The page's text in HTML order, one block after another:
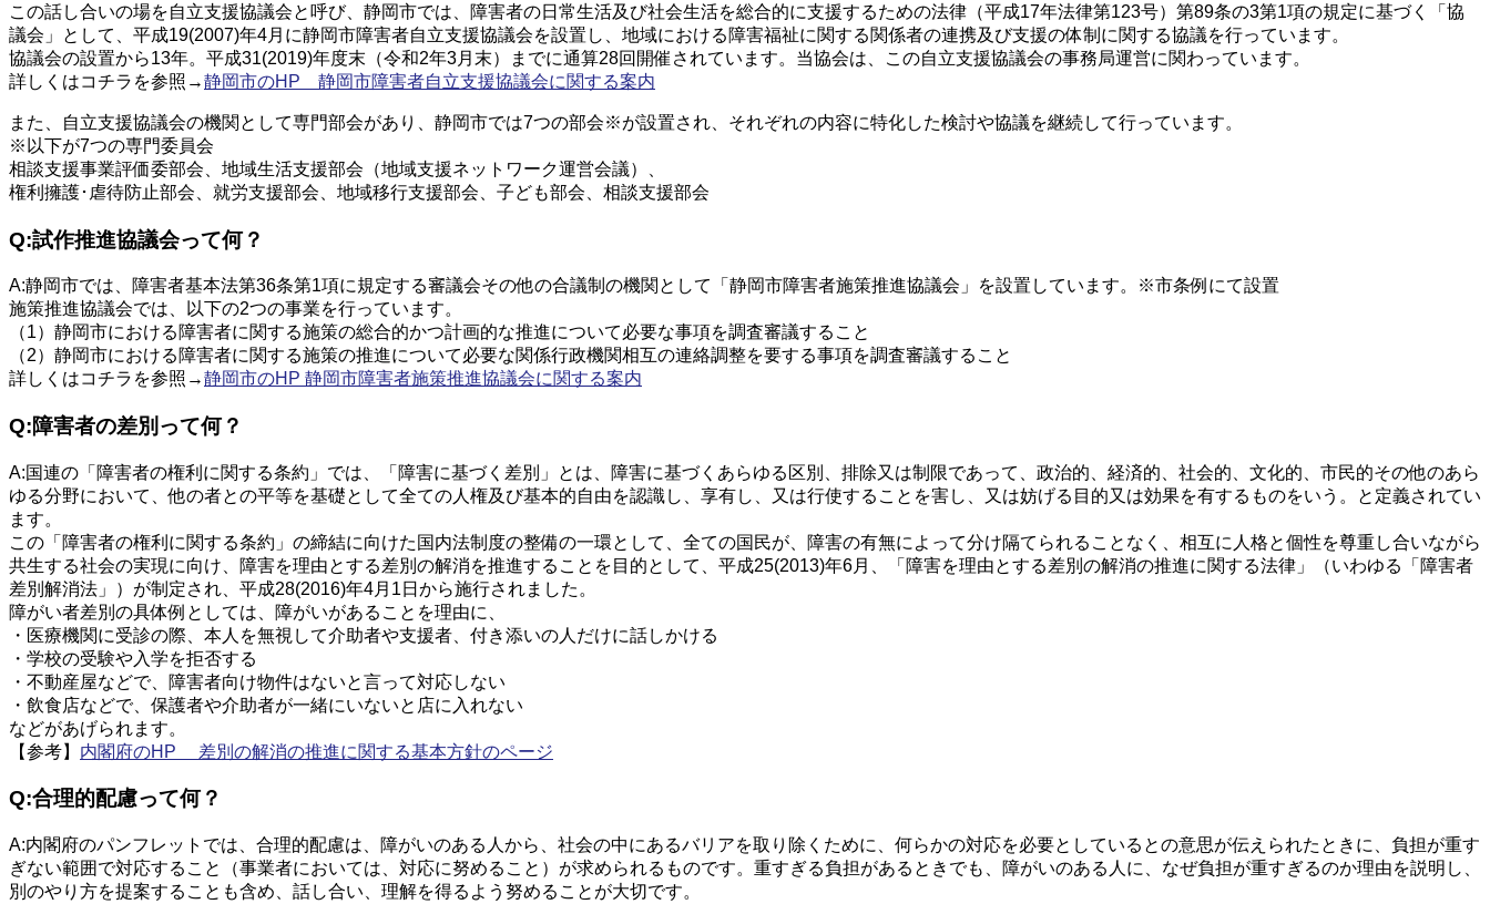
この話し合いの場を自立支援協議会と呼び、静岡市では、障害者の日常生活及び社会生活を総合的に支援するための法律（平成17年法律第123号）第89条の3第1項の規定に基づく「協
議会」として、平成19(2007)年4月に静岡市障害者自立支援協議会を設置し、地域における障害福祉に関する関係者の連携及び支援の体制に関する協議を行っています。
協議会の設置から13年。平成31(2019)年度末（令和2年3月末）までに通算28回開催されています。当協会は、この自立支援協議会の事務局運営に関わっています。
詳しくはコチラを参照→静岡市のHP 静岡市障害者自立支援協議会に関する案内
また、自立支援協議会の機関として専門部会があり、静岡市では7つの部会※が設置され、それぞれの内容に特化した検討や協議を継続して行っています。
※以下が7つの専門委員会
相談支援事業評価委部会、地域生活支援部会（地域支援ネットワーク運営会議）、
権利擁護･虐待防止部会、就労支援部会、地域移行支援部会、子ども部会、相談支援部会
Q:試作推進協議会って何？
A:静岡市では、障害者基本法第36条第1項に規定する審議会その他の合議制の機関として「静岡市障害者施策推進協議会」を設置しています。※市条例にて設置
施策推進協議会では、以下の2つの事業を行っています。
（1）静岡市における障害者に関する施策の総合的かつ計画的な推進について必要な事項を調査審議すること
（2）静岡市における障害者に関する施策の推進について必要な関係行政機関相互の連絡調整を要する事項を調査審議すること
詳しくはコチラを参照→静岡市のHP 静岡市障害者施策推進協議会に関する案内
Q:障害者の差別って何？
A:国連の「障害者の権利に関する条約」では、「障害に基づく差別」とは、障害に基づくあらゆる区別、排除又は制限であって、政治的、経済的、社会的、文化的、市民的その他のあら
ゆる分野において、他の者との平等を基礎として全ての人権及び基本的自由を認識し、享有し、又は行使することを害し、又は妨げる目的又は効果を有するものをいう。と定義されてい
ます。
この「障害者の権利に関する条約」の締結に向けた国内法制度の整備の一環として、全ての国民が、障害の有無によって分け隔てられることなく、相互に人格と個性を尊重し合いながら
共生する社会の実現に向け、障害を理由とする差別の解消を推進することを目的として、平成25(2013)年6月、「障害を理由とする差別の解消の推進に関する法律」（いわゆる「障害者
差別解消法」）が制定され、平成28(2016)年4月1日から施行されました。
障がい者差別の具体例としては、障がいがあることを理由に、
・医療機関に受診の際、本人を無視して介助者や支援者、付き添いの人だけに話しかける
・学校の受験や入学を拒否する
・不動産屋などで、障害者向け物件はないと言って対応しない
・飲食店などで、保護者や介助者が一緒にいないと店に入れない
などがあげられます。
【参考】 内閣府のHP 差別の解消の推進に関する基本方針のページ
Q:合理的配慮って何？
A:内閣府のパンフレットでは、合理的配慮は、障がいのある人から、社会の中にあるバリアを取り除くために、何らかの対応を必要としているとの意思が伝えられたときに、負担が重す
ぎない範囲で対応すること（事業者においては、対応に努めること）が求められるものです。重すぎる負担があるときでも、障がいのある人に、なぜ負担が重すぎるのか理由を説明し、
別のやり方を提案することも含め、話し合い、理解を得るよう努めることが大切です。